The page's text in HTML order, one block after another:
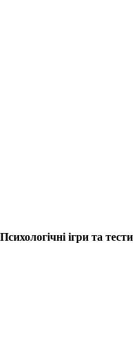
Психологічні ігри та